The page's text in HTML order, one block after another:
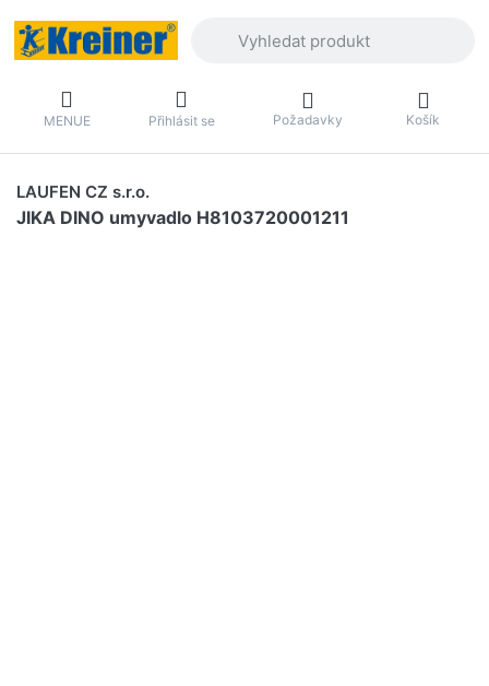
MENUE Přihlásit se Požadavky Košík
LAUFEN CZ s.r.o.
JIKA DINO umyvadlo H8103720001211